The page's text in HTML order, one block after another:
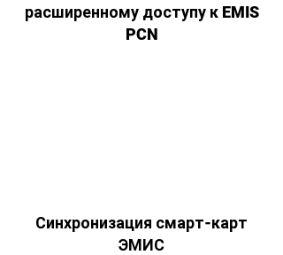
расширенному доступу к EMIS
PCN
Синхронизация смарт-карт
ЭМИС